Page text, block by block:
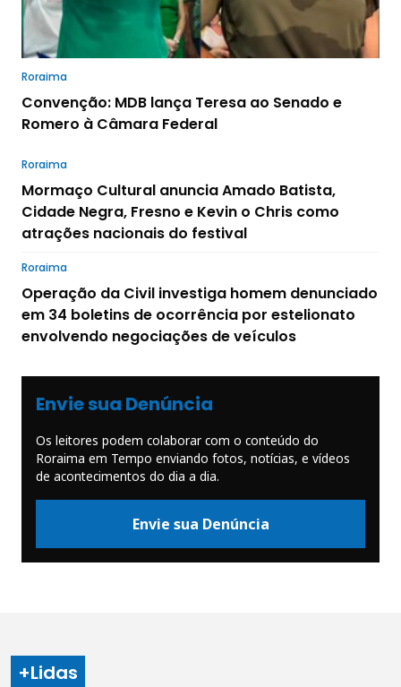
Roraima
Convenção: MDB lança Teresa ao Senado e
Romero à Câmara Federal
Roraima
Mormaço Cultural anuncia Amado Batista,
Cidade Negra, Fresno e Kevin o Chris como
atrações nacionais do festival
Roraima
Operação da Civil investiga homem denunciado
em 34 boletins de ocorrência por estelionato
envolvendo negociações de veículos
Envie sua Denúncia
Os leitores podem colaborar com o conteúdo do
Roraima em Tempo enviando fotos, notícias, e vídeos
de acontecimentos do dia a dia.
Envie sua Denúncia
+Lidas